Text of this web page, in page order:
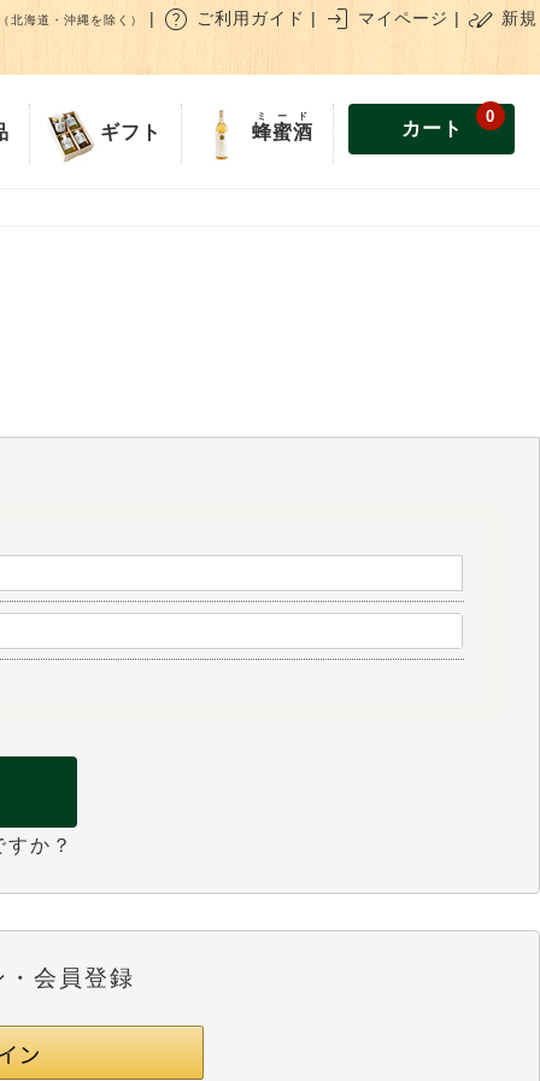
北海道・沖縄を除く） | help ご利用ガイド | login マイページ | stylus_note 新規
ギフト 蜂蜜酒
ミード
カート
0
か？
会員登録